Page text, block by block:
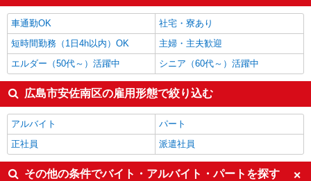
車通勤OK
社宅・寮あり
短時間勤務（1日4h以内）OK
主婦・主夫歓迎
エルダー（50代～）活躍中
シニア（60代～）活躍中
広島市安佐南区の雇用形態で絞り込む
アルバイト
パート
正社員
派遣社員
その他の条件でバイト・アルバイト・パートを探す